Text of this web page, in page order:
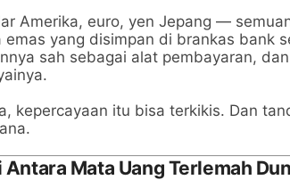
Amerika, euro, yen Jepang —
emas yang disimpan di brankas bank
sah sebagai alat pembayaran,
kepercayaan itu bisa terkikis. Dan
Antara Mata Uang Terlemah